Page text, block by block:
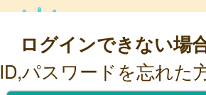
ログインできない場
ID,パスワードを忘れた